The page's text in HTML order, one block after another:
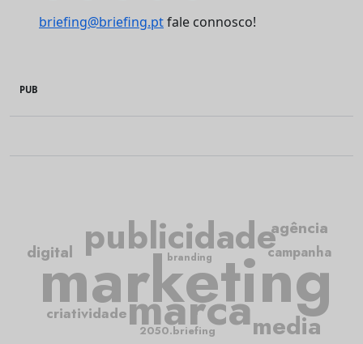
briefing@briefing.ptfale connosco!
PUB
marketing
publicidade
marca
criatividade
campanha
media
agência
digital
2050.briefing
branding